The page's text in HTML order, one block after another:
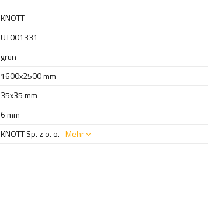
KNOTT
UT001331
grün
1600x2500 mm
35x35 mm
6 mm
KNOTT Sp. z o. o. Mehr